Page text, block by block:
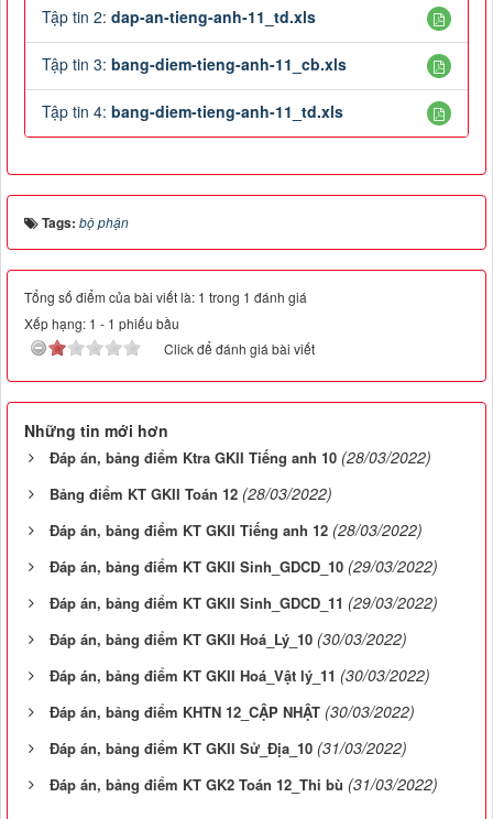
Tập tin 2: dap-an-tieng-anh-11_td.xls
Tập tin 3: bang-diem-tieng-anh-11_cb.xls
Tập tin 4: bang-diem-tieng-anh-11_td.xls
Tags: bộ phận
Tổng số điểm của bài viết là: 1 trong 1 đánh giá
Xếp hạng: 1 - 1 phiếu bầu
Click để đánh giá bài viết
Những tin mới hơn
Đáp án, bảng điểm Ktra GKII Tiếng anh 10 (28/03/2022)
Bảng điểm KT GKII Toán 12 (28/03/2022)
Đáp án, bảng điểm KT GKII Tiếng anh 12 (28/03/2022)
Đáp án, bảng điểm KT GKII Sinh_GDCD_10 (29/03/2022)
Đáp án, bảng điểm KT GKII Sinh_GDCD_11 (29/03/2022)
Đáp án, bảng điểm KT GKII Hoá_Lý_10 (30/03/2022)
Đáp án, bảng điểm KT GKII Hoá_Vật lý_11 (30/03/2022)
Đáp án, bảng điểm KHTN 12_CẬP NHẬT (30/03/2022)
Đáp án, bảng điểm KT GKII Sử_Địa_10 (31/03/2022)
Đáp án, bảng điểm KT GK2 Toán 12_Thi bù (31/03/2022)